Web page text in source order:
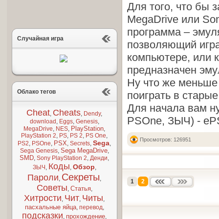
Случайная игра
Облако тегов
Cheat, Cheats, Dendy,
download , Eggs, Genesis,
MegaDrive, NES, PlayStation,
PlayStation 2, PS, PS 2, PS One,
PS2, PSOne, PSX,Secrets,Sega,
Sega Genesis, Sega MegaDrive,
SMD,Sony PlayStation 2,Денди,
ЗЫЧ , Коды, Обзор,
Пароли, Секреты,
Советы, Статья,
Хитрости, Чит, Читы,
пасхальные яйца, перевод,
подсказки, прохождение,
Для того, что бы
MegaDrive или
программа –
позволяющий
компьютере, или
предназначен
Ну что же меньше
поиграть в
Для начала вам
PSOne, ЗЫЧ) -
Просмотров: 126951
1 2